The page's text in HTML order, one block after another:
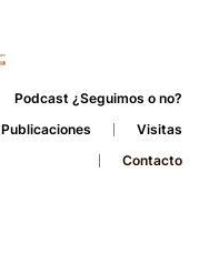
Podcast ¿Seguimos o no?
Publicaciones
Visitas
Contacto